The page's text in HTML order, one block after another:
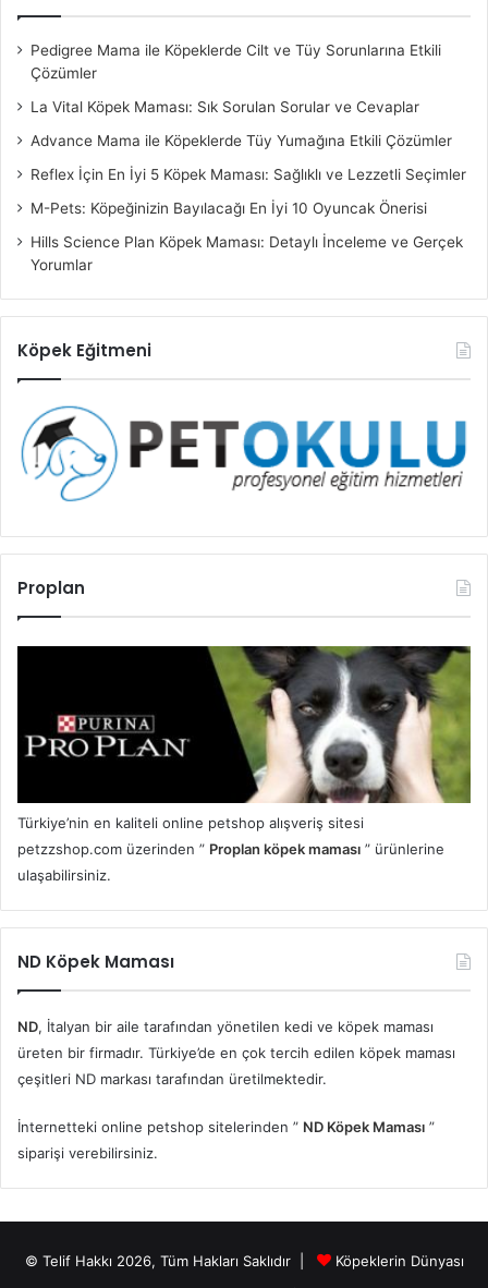
Pedigree Mama ile Köpeklerde Cilt ve Tüy Sorunlarına Etkili
Çözümler
La Vital Köpek Maması: Sık Sorulan Sorular ve Cevaplar
Advance Mama ile Köpeklerde Tüy Yumağına Etkili Çözümler
Reflex İçin En İyi 5 Köpek Maması: Sağlıklı ve Lezzetli Seçimler
M-Pets: Köpeğinizin Bayılacağı En İyi 10 Oyuncak Önerisi
Hills Science Plan Köpek Maması: Detaylı İnceleme ve Gerçek
Yorumlar
Köpek Eğitmeni
Proplan
Türkiye’nin en kaliteli online petshop alışveriş sitesi
petzzshop.com üzerinden ” Proplan köpek maması ” ürünlerine
ulaşabilirsiniz.
ND Köpek Maması
ND, İtalyan bir aile tarafından yönetilen kedi ve köpek maması
üreten bir firmadır. Türkiye’de en çok tercih edilen köpek maması
çeşitleri ND markası tarafından üretilmektedir.
İnternetteki online petshop sitelerinden ” ND Köpek Maması ”
siparişi verebilirsiniz.
© Telif Hakkı 2026, Tüm Hakları Saklıdır |
Köpeklerin Dünyası